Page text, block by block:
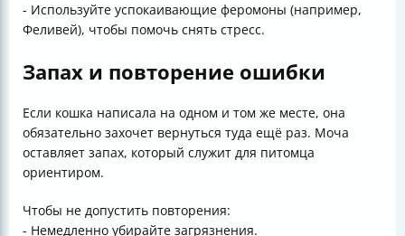
- Используйте успокаивающие феромоны (например,
Феливей), чтобы помочь снять стресс.
Запах и повторение ошибки
Если кошка написала на одном и том же месте, она
обязательно захочет вернуться туда ещё раз. Моча
оставляет запах, который служит для питомца
ориентиром.
Чтобы не допустить повторения:
- Немедленно убирайте загрязнения.